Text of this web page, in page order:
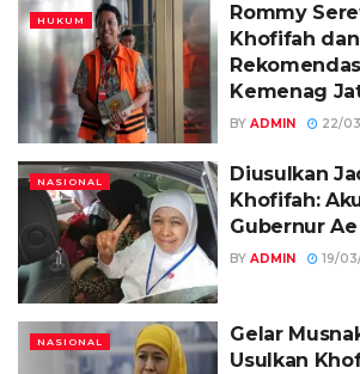
HUKUM
Rommy
Khofifah
Kemenag
BY ADMIN 22/
NASIONAL
Diusulkan
Khofifah:
Gubernur Ae
BY ADMIN 19/
NASIONAL
Gelar
Usulkan